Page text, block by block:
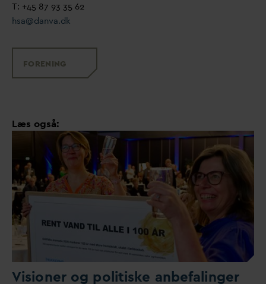
T: +45 87 93 35 62
hsa@danva.dk
FORENING
Læs også:
Visioner og politiske anbefalinger